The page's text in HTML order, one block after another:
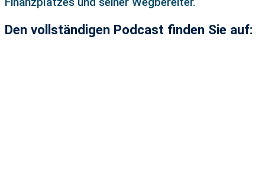
Den vollständigen Podcast finden Sie auf: